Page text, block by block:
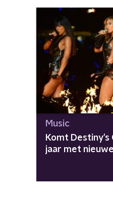
Music
Komt Destiny's
jaar met